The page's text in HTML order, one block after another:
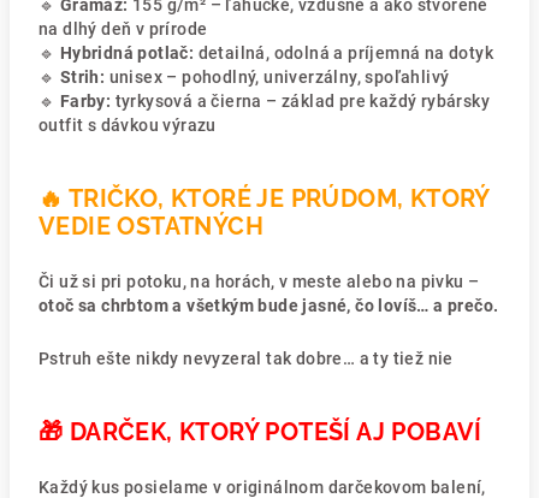
🔹 Gramáž: 155 g/m² – ľahučké, vzdušné a ako stvorené
na dlhý deň v prírode
🔹 Hybridná potlač: detailná, odolná a príjemná na dotyk
🔹 Strih: unisex – pohodlný, univerzálny, spoľahlivý
🔹 Farby: tyrkysová a čierna – základ pre každý rybársky
outfit s dávkou výrazu
🔥 TRIČKO, KTORÉ JE PRÚDOM, KTORÝ
VEDIE OSTATNÝCH
Či už si pri potoku, na horách, v meste alebo na pivku –
otoč sa chrbtom a všetkým bude jasné, čo lovíš… a prečo.
Pstruh ešte nikdy nevyzeral tak dobre… a ty tiež nie
🎁 DARČEK, KTORÝ POTEŠÍ AJ POBAVÍ
Každý kus posielame v originálnom darčekovom balení,